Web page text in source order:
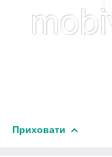
Приховати